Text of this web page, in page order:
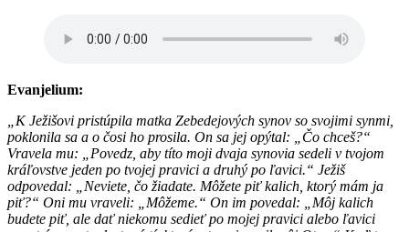
Evanjelium:
„K Ježišovi pristúpila matka Zebedejových synov so svojimi synmi,
poklonila sa a o čosi ho prosila. On sa jej opýtal: „Čo chceš?“
Vravela mu: „Povedz, aby títo moji dvaja synovia sedeli v tvojom
kráľovstve jeden po tvojej pravici a druhý po ľavici.“ Ježiš
odpovedal: „Neviete, čo žiadate. Môžete piť kalich, ktorý mám ja
piť?“ Oni mu vraveli: „Môžeme.“ On im povedal: „Môj kalich
budete piť, ale dať niekomu sedieť po mojej pravici alebo ľavici